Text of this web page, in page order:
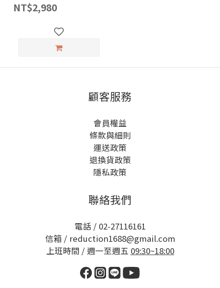
NT$2,980
顧客服務
會員權益
條款與細則
運送政策
退換貨政策
隱私政策
聯絡我們
電話 / 02-27116161
信箱 / reduction1688@gmail.com
上班時間 / 週一至週五 09:30~18:00